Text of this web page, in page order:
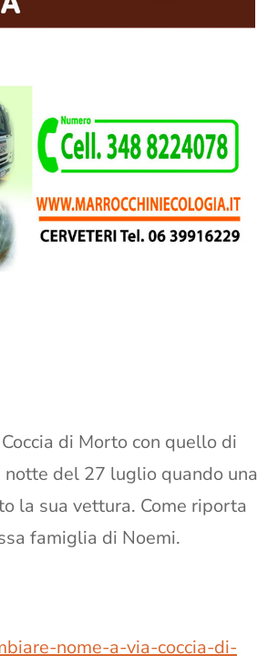
di Morto con quello di
del 27 luglio quando una
la sua vettura. Come riporta
famiglia di Noemi.
nome-a-via-coccia-di-